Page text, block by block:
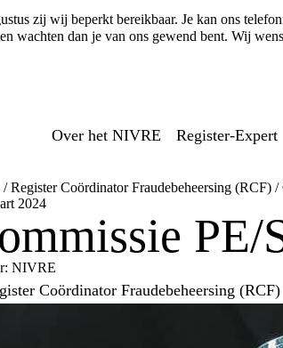
zij wij beperkt bereikbaar. Je kan ons
wachten dan je van ons gewend bent. Wij
Over het NIVRE Register-Expert
/Register Coördinator Fraudebeheersing (RCF) /
2024
PE/
NIVRE
Coördinator Fraudebeheersing (RCF)